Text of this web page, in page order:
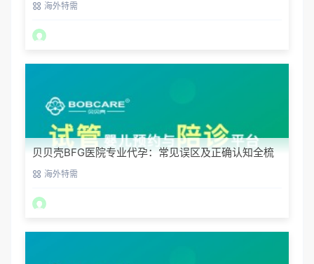
海外特需
贝贝壳BFG医院专业代孕：常见误区及正确认知全梳
理 海外特需